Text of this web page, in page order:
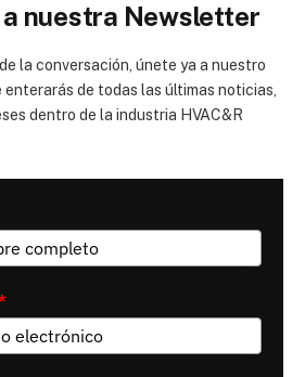
nuestra Newsletter
la conversación, únete ya a nuestro
de todas las últimas noticias,
dentro de la industria HVAC&R